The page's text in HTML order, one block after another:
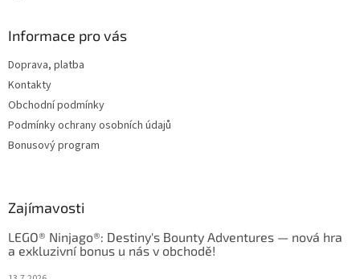
Informace pro vás
Doprava, platba
Kontakty
Obchodní podmínky
Podmínky ochrany osobních údajů
Bonusový program
Zajímavosti
LEGO® Ninjago®: Destiny's Bounty Adventures — nová hra
a exkluzivní bonus u nás v obchodě!